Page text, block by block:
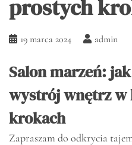
prostych
19 marca 2024 admin
Salon marzeń:
wystrój wnętrz
krokach
Zapraszam do odkrycia